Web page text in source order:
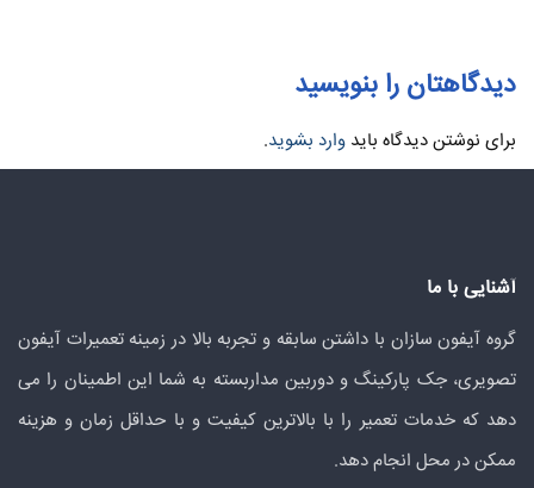
دیدگاهتان را بنویسید
برای نوشتن دیدگاه باید وارد بشوید.
آشنایی با ما
گروه آیفون سازان با داشتن سابقه و تجربه بالا در زمینه تعمیرات آیفون
تصویری، جک پارکینگ و دوربین مداربسته به شما این اطمینان را می
دهد که خدمات تعمیر را با بالاترین کیفیت و با حداقل زمان و هزینه
ممکن در محل انجام دهد.